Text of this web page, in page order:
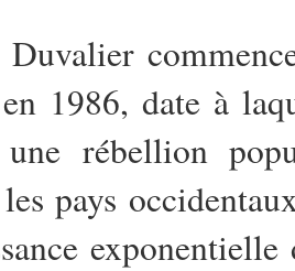
Duvalier
1986, date à
rébellion
pays